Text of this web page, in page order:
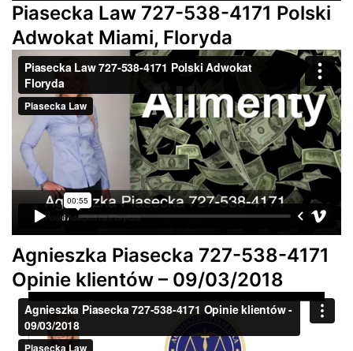
Piasecka Law 727-538-4171 Polski
Adwokat Miami, Floryda
Agnieszka Piasecka 727-538-4171
Opinie klientów – 09/03/2018